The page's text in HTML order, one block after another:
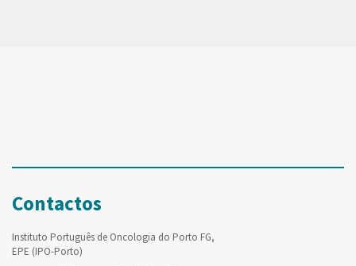
Contactos
Instituto Português de Oncologia do Porto FG,
EPE (IPO-Porto)